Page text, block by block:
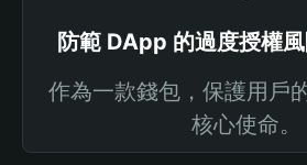
防範 DApp 的過度授權
作為一款錢包，保護用戶
核心使命。